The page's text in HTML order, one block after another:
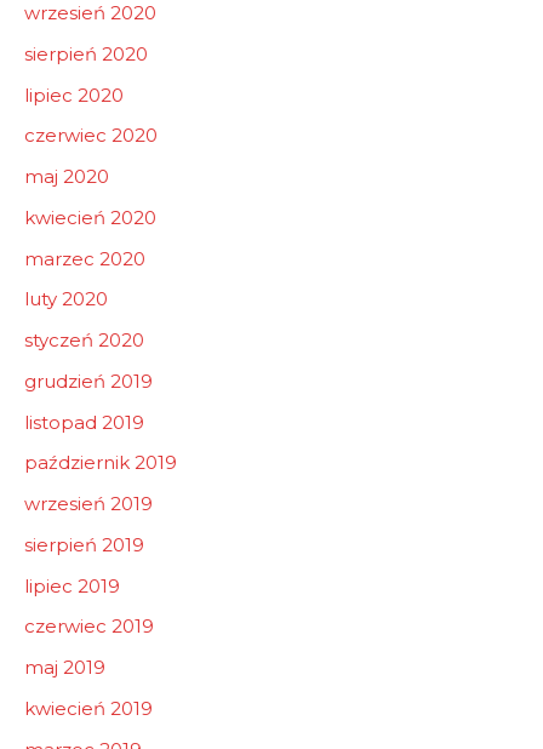
wrzesień 2020
sierpień 2020
lipiec 2020
czerwiec 2020
maj 2020
kwiecień 2020
marzec 2020
luty 2020
styczeń 2020
grudzień 2019
listopad 2019
październik 2019
wrzesień 2019
sierpień 2019
lipiec 2019
czerwiec 2019
maj 2019
kwiecień 2019